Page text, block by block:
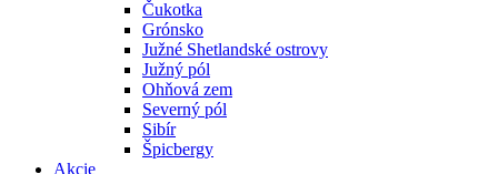
Čukotka
Grónsko
Južné Shetlandské ostrovy
Južný pól
Ohňová zem
Severný pól
Sibír
Špicbergy
Akcie